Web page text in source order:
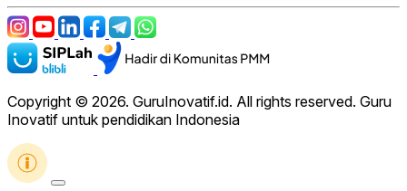
Copyright © 2026. GuruInovatif.id. All rights reserved. Guru
Inovatif untuk pendidikan Indonesia